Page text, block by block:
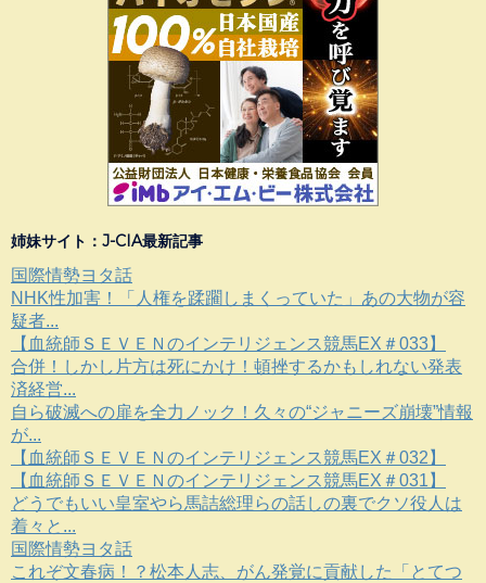
姉妹サイト：J-CIA最新記事
国際情勢ヨタ話
NHK性加害！「人権を蹂躙しまくっていた」あの大物が容
疑者...
【血統師ＳＥＶＥＮのインテリジェンス競馬EX＃033】
合併！しかし片方は死にかけ！頓挫するかもしれない発表
済経営...
自ら破滅への扉を全力ノック！久々の“ジャニーズ崩壊”情報
が...
【血統師ＳＥＶＥＮのインテリジェンス競馬EX＃032】
【血統師ＳＥＶＥＮのインテリジェンス競馬EX＃031】
どうでもいい皇室やら馬詰総理らの話しの裏でクソ役人は
着々と...
国際情勢ヨタ話
これぞ文春病！？松本人志、がん発覚に貢献した「とてつ